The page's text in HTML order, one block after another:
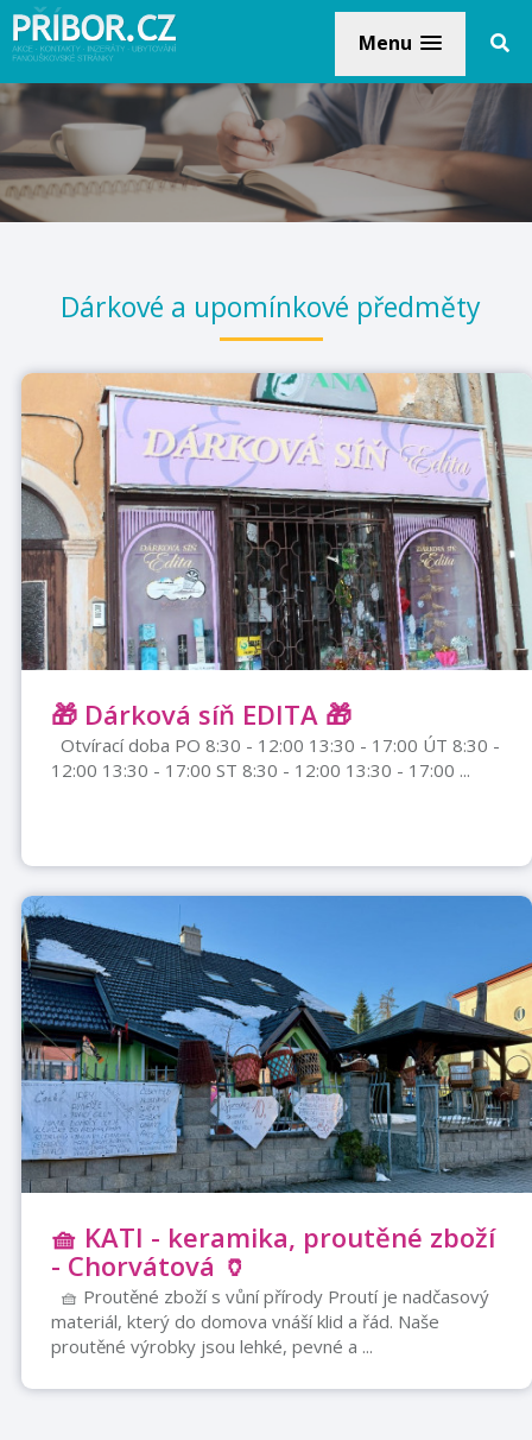
Menu
Dárkové a upomínkové předměty
🎁 Dárková síň EDITA 🎁
Otvírací doba PO 8:30 - 12:00 13:30 - 17:00 ÚT 8:30 -
12:00 13:30 - 17:00 ST 8:30 - 12:00 13:30 - 17:00 ...
🧺 KATI - keramika, proutěné zboží
- Chorvátová 🏺
🧺 Proutěné zboží s vůní přírody Proutí je nadčasový
materiál, který do domova vnáší klid a řád. Naše
proutěné výrobky jsou lehké, pevné a ...